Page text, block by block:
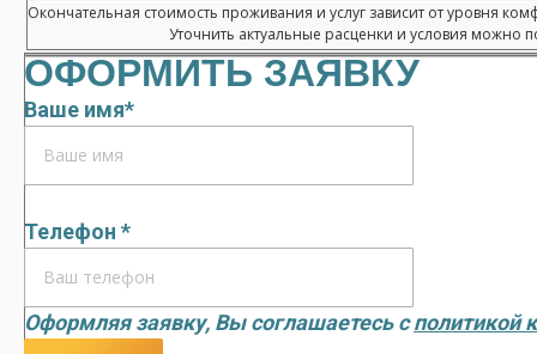
Окончательная стоимость проживания и услуг зависит от уровня
Уточнить актуальные расценки и условия можно
ОФОРМИТЬ ЗАЯВКУ
Ваше имя*
Телефон *
Оформляя заявку, Вы соглашаетесь сполитикой